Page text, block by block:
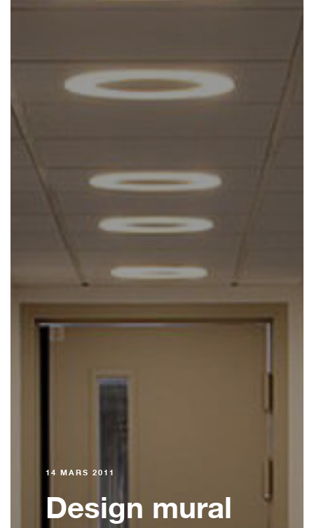
14 MARS 2011
Design mural